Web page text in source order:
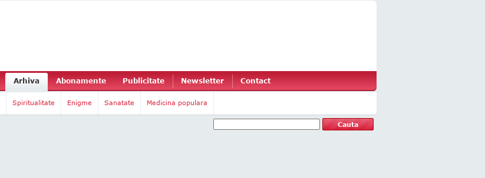
Arhiva Abonamente Publicitate Newsletter Contact
Spiritualitate Enigme Sanatate Medicina populara